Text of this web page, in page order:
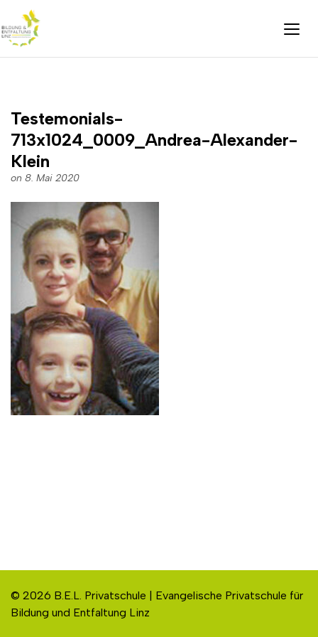
Testemonials-
713x1024_0009_Andrea-Alexander-
Klein
on 8. Mai 2020
© 2026 B.E.L. Privatschule | Evangelische Privatschule für
Bildung und Entfaltung Linz